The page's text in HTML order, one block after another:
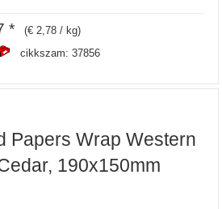
* (€ 2,78 / kg)
cikkszam: 37856
Papers Wrap Western
190x150mm